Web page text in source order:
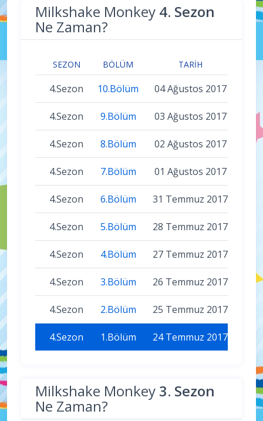
Milkshake Monkey 4. Sezon
Ne Zaman?
SEZON BÖLÜM TARIH
4.Sezon 10.Bölüm 04 Ağustos 2017
4.Sezon 9.Bölüm 03 Ağustos 2017
4.Sezon 8.Bölüm 02 Ağustos 2017
4.Sezon 7.Bölüm 01 Ağustos 2017
4.Sezon 6.Bölüm 31 Temmuz 2017
4.Sezon 5.Bölüm 28 Temmuz 2017
4.Sezon 4.Bölüm 27 Temmuz 2017
4.Sezon 3.Bölüm 26 Temmuz 2017
4.Sezon 2.Bölüm 25 Temmuz 2017
4.Sezon 1.Bölüm 24 Temmuz 2017
Milkshake Monkey 3. Sezon
Ne Zaman?